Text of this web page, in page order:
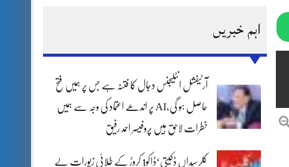
اہم خبریں
آرٹیفشل انٹلیجنس دجال کا فتنہ ہے جس پر ہمیں فتح
حاصل ہو گی،AI پر اندھے اعتماد کی وجہ سے ہمیں
خطرات لاحق ہیں پروفیسر احمد رفیق
کلرسیداں ڈکیتی‘ڈاکو1 کروڑ کے طلائی زیورات لے